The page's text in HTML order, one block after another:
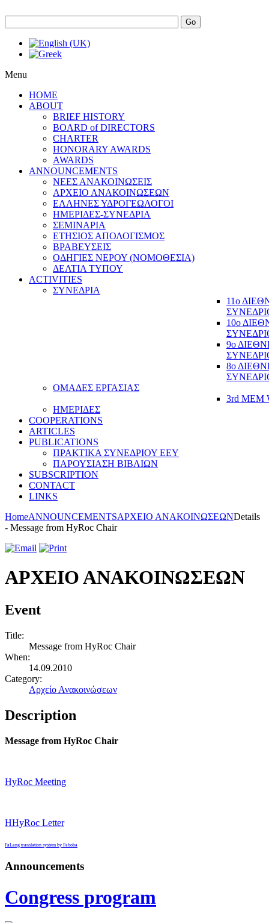
Go
Menu
HOME
ABOUT
BRIEF HISTORY
BOARD of DIRECTORS
CHARTER
HONORARY AWARDS
AWARDS
ANNOUNCEMENTS
ΝΕΕΣ ΑΝΑΚΟΙΝΩΣΕΙΣ
ΑΡΧΕΙΟ ΑΝΑΚΟΙΝΩΣΕΩΝ
ΕΛΛΗΝΕΣ ΥΔΡΟΓΕΩΛΟΓΟΙ
ΗΜΕΡΙΔΕΣ-ΣΥΝΕΔΡΙΑ
ΣΕΜΙΝΑΡΙΑ
ΕΤΗΣΙΟΣ ΑΠΟΛΟΓΙΣΜΟΣ
ΒΡΑΒΕΥΣΕΙΣ
ΟΔΗΓΙΕΣ ΝΕΡΟΥ (ΝΟΜΟΘΕΣΙΑ)
ΔΕΛΤΙΑ ΤΥΠΟΥ
ACTIVITIES
ΣΥΝΕΔΡΙΑ
11ο
10ο
9ο
8ο
ΟΜΑΔΕΣ ΕΡΓΑΣΙΑΣ
3rd MEM
ΗΜΕΡΙΔΕΣ
COOPERATIONS
ARTICLES
PUBLICATIONS
ΠΡΑΚΤΙΚΑ ΣΥΝΕΔΡΙΟΥ ΕΕΥ
ΠΑΡΟΥΣΙΑΣΗ ΒΙΒΛΙΩΝ
SUBSCRIPTION
CONTACT
LINKS
HomeANNOUNCEMENTSΑΡΧΕΙΟ ΑΝΑΚΟΙΝΩΣΕΩΝDetails
- Message from HyRoc Chair
ΑΡΧΕΙΟ ΑΝΑΚΟΙΝΩΣΕΩΝ
Event
Title:
Message from HyRoc Chair
When:
14.09.2010
Category:
Αρχείο Ανακοινώσεων
Description
Message from HyRoc Chair
HyRoc Meeting
HHyRoc Letter
FaLang translation system by Faboba
Announcements
Congress program